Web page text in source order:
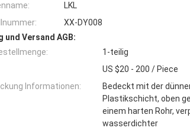
LKL
XX-DY008
und Versand AGB:
1-teilig
US $20 - 200 / Piece
Informationen:
Bedeckt mit der
Plastikschicht, oben
einem harten Rohr,
wasserdichter